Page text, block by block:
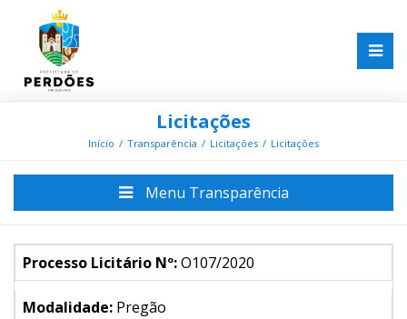
Licitações
Início Transparência Licitações Licitações
Menu Transparência
Processo Licitário Nº:O107/2020
Modalidade: Pregão